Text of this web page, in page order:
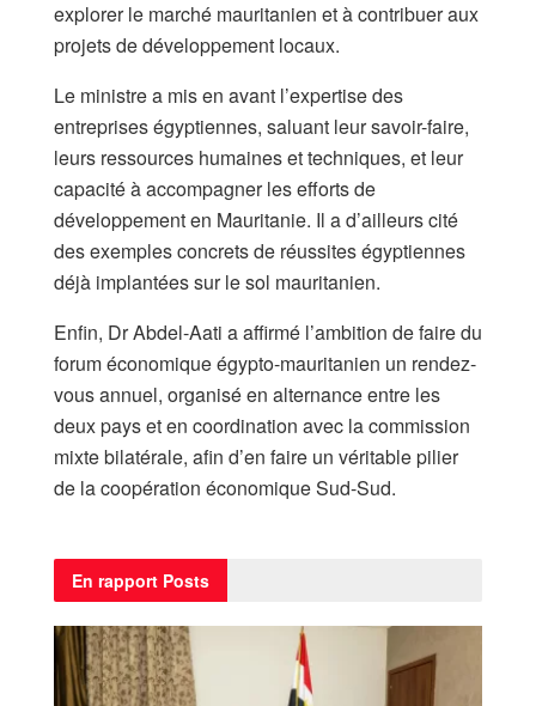
explorer le marché mauritanien et à contribuer aux
projets de développement locaux.
Le ministre a mis en avant l’expertise des
entreprises égyptiennes, saluant leur savoir-faire,
leurs ressources humaines et techniques, et leur
capacité à accompagner les efforts de
développement en Mauritanie. Il a d’ailleurs cité
des exemples concrets de réussites égyptiennes
déjà implantées sur le sol mauritanien.
Enfin, Dr Abdel-Aati a affirmé l’ambition de faire du
forum économique égypto-mauritanien un rendez-
vous annuel, organisé en alternance entre les
deux pays et en coordination avec la commission
mixte bilatérale, afin d’en faire un véritable pilier
de la coopération économique Sud-Sud.
En rapport Posts